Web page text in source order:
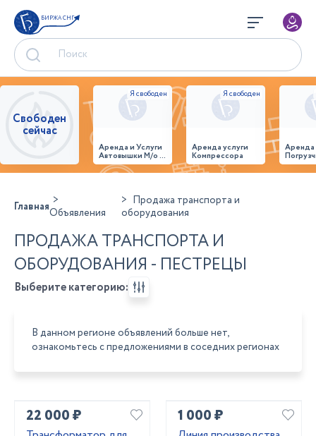
БИРЖА СНГ
Свободен
сейчас
Аренда и Услуги
Автовышки М/о г.
Домодедово
26,28,32 место
Аренда услуги
Компрессора
ГлавнаяОбъявления
Продажа транспорта и
оборудования
ПРОДАЖА ТРАНСПОРТА И
ОБОРУДОВАНИЯ - ПЕСТРЕЦЫ
Выберите категорию:
В данном регионе объявлений больше нет,
ознакомьтесь с предложениями в соседних регионах
22 000 ₽ 1 000 ₽